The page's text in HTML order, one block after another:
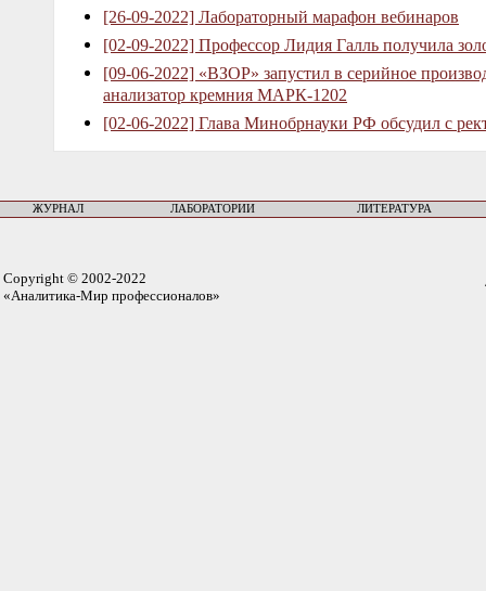
[26-09-2022] Лабораторный марафон вебинаров
[02-09-2022] Профессор Лидия Галль получила
[09-06-2022] «ВЗОР» запустил в серийное
анализатор кремния МАРК-1202
[02-06-2022] Глава Минобрнауки РФ обсудил с
ЖУРНАЛ ЛАБОРАТОРИИ ЛИТЕРАТУРА
Copyright © 2002-2022
«Аналитика-Мир профессионалов»